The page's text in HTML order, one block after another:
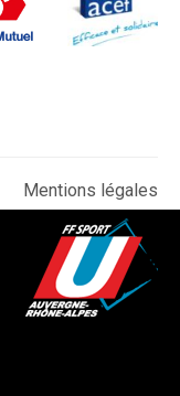
Mentions légales